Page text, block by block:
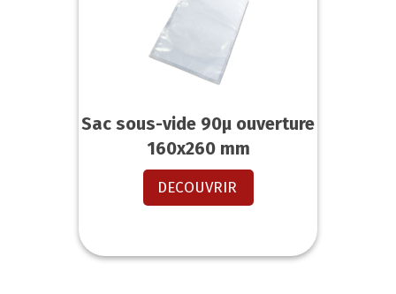
Sac sous-vide 90µ ouverture
160x260 mm
DECOUVRIR